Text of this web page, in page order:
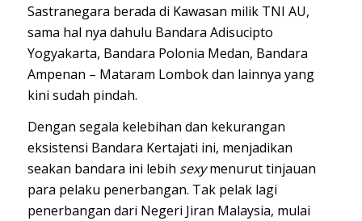
Sastranegara berada di Kawasan milik TNI AU,
sama hal nya dahulu Bandara Adisucipto
Yogyakarta, Bandara Polonia Medan, Bandara
Ampenan – Mataram Lombok dan lainnya yang
kini sudah pindah.
Dengan segala kelebihan dan kekurangan
eksistensi Bandara Kertajati ini, menjadikan
seakan bandara ini lebih sexymenurut tinjauan
para pelaku penerbangan. Tak pelak lagi
penerbangan dari Negeri Jiran Malaysia, mulai